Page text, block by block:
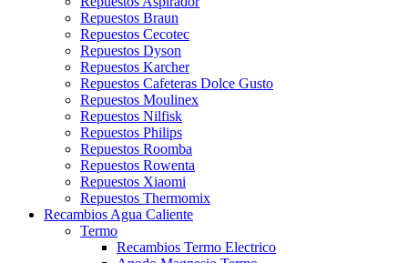
Repuestos Braun
Repuestos Cecotec
Repuestos Dyson
Repuestos Karcher
Repuestos Cafeteras Dolce Gusto
Repuestos Moulinex
Repuestos Nilfisk
Repuestos Philips
Repuestos Roomba
Repuestos Rowenta
Repuestos Xiaomi
Repuestos Thermomix
Recambios Agua Caliente
Termo
Recambios Termo Electrico